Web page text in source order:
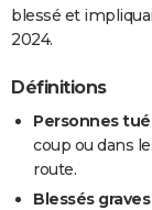
blessé et
2024.
Définitions
Personnes
coup ou dans
route.
Blessés graves